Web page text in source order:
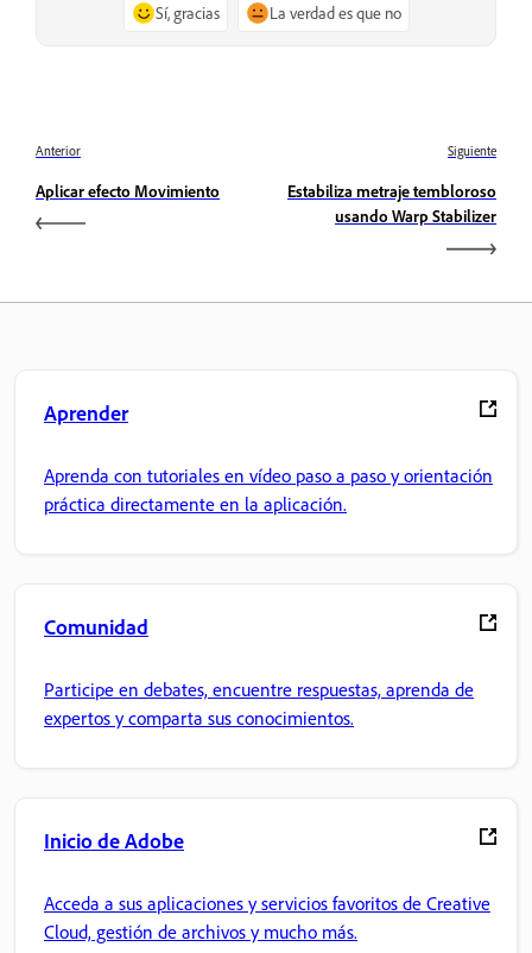
Sí, gracias La verdad es que no
Anterior
Aplicar efecto Movimiento
Siguiente
Estabiliza metraje tembloroso
usando Warp Stabilizer
Aprender
Aprenda con tutoriales en vídeo paso a paso y orientación
práctica directamente en la aplicación.
Comunidad
Participe en debates, encuentre respuestas, aprenda de
expertos y comparta sus conocimientos.
Inicio de Adobe
Acceda a sus aplicaciones y servicios favoritos de Creative
Cloud, gestión de archivos y mucho más.